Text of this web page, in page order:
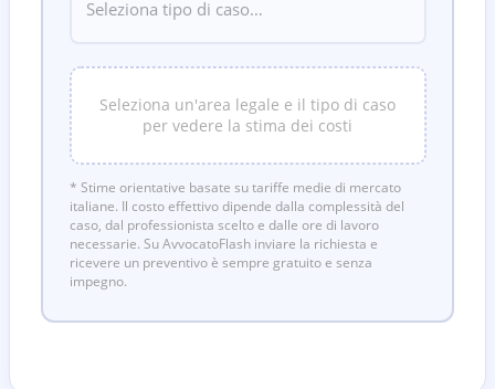
Seleziona un'area legale e il tipo di caso
per vedere la stima dei costi
* Stime orientative basate su tariffe medie di mercato
italiane. Il costo effettivo dipende dalla complessità del
caso, dal professionista scelto e dalle ore di lavoro
necessarie. Su AvvocatoFlash inviare la richiesta e
ricevere un preventivo è sempre gratuito e senza
impegno.